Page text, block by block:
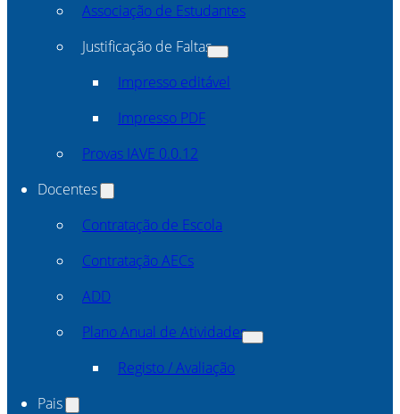
Associação de Estudantes
Justificação de Faltas
Impresso editável
Impresso PDF
Provas IAVE 0.0.12
Docentes
Contratação de Escola
Contratação AECs
ADD
Plano Anual de Atividades
Registo / Avaliação
Pais